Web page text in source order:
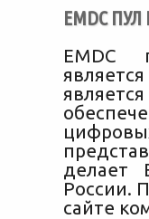
EMDC
EMDC
делает
России.
сайте